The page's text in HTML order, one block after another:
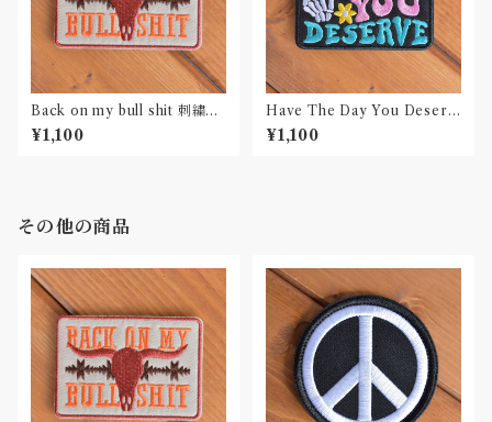
Back on my bull shit 刺繍ワ
ッペン Patch
¥1,100
Have The Day You Deserv
e 刺繍ワッペン Patch
¥1,100
その他の商品